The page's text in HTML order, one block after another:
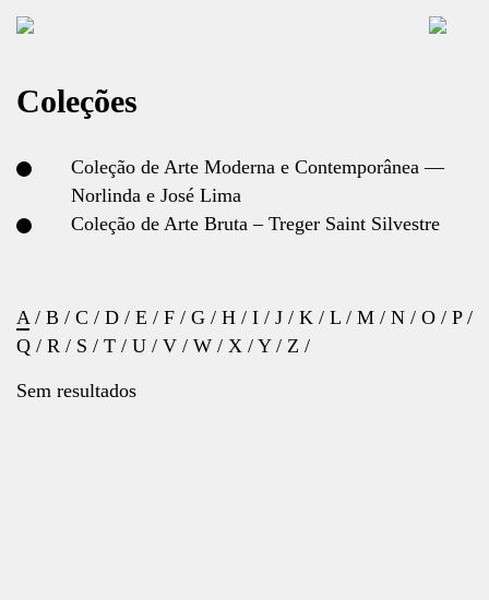
Coleções
Coleção de Arte Moderna e Contemporânea —
Norlinda e José Lima
Coleção de Arte Bruta – Treger Saint Silvestre
A/ B / C / D / E / F / G / H / I / J / K / L / M / N / O / P/
Q / R / S / T / U / V / W / X / Y/ Z /
Sem resultados